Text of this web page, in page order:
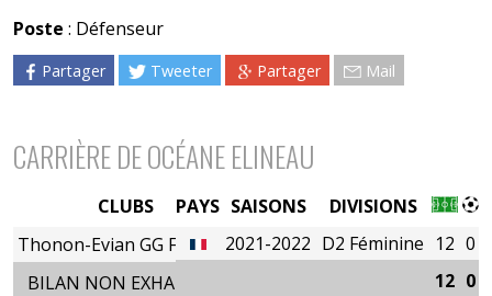
Poste : Défenseur
Partager Tweeter Partager Mail
CARRIÈRE DE OCÉANE ELINEAU
PAYS SAISONS
DIVISIONS
2021-2022 D2 Féminine 12 0
12 0
CLUBS
Thonon-Evian GG Féminin
BILAN NON EXHAUSTIF